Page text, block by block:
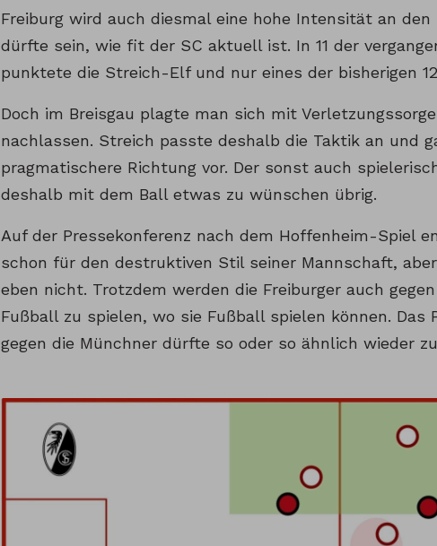
Freiburg wird auch diesmal eine hohe Intensität an den
dürfte sein, wie fit der SC aktuell ist. In 11 der
punktete die Streich-Elf und nur eines der bisherigen
Doch im Breisgau plagte man sich mit
nachlassen. Streich passte deshalb die Taktik an und
pragmatischere Richtung vor. Der sonst auch
deshalb mit dem Ball etwas zu wünschen übrig.
Auf der Pressekonferenz nach dem Hoffenheim-Spiel
schon für den destruktiven Stil seiner Mannschaft,
eben nicht. Trotzdem werden die Freiburger auch
Fußball zu spielen, wo sie Fußball spielen können. Das
gegen die Münchner dürfte so oder so ähnlich wieder